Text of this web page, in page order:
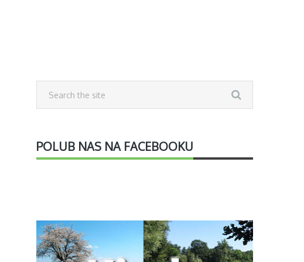
POLUB NAS NA FACEBOOKU